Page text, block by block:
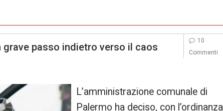
grave passo indietro verso il caos
L’amministrazione comunale di
Palermo ha deciso, con l’ordinanza
10
Commenti